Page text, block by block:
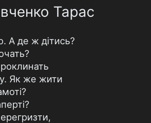
Тарас
А де ж дітись?
Як же жити